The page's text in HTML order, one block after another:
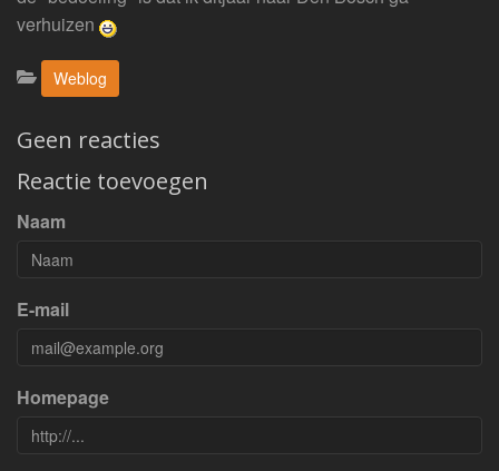
verhuizen
Categorieën:
Weblog
Geen reacties
Reactie toevoegen
Naam
E-mail
Homepage